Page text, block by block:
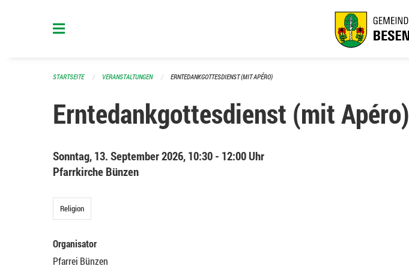
STARTSEITE VERANSTALTUNGEN ERNTEDANKGOTTESDIENST (MIT APÉRO)
Erntedankgottesdienst (mit Apéro)
Sonntag, 13. September 2026, 10:30 - 12:00 Uhr
Pfarrkirche Bünzen
Religion
Organisator
Pfarrei Bünzen